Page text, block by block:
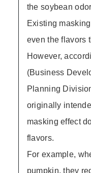
the soybean
Existing
even the flavors
However,
(Business
Planning
originally
masking effect
flavors.
For example,
pumpkin, they